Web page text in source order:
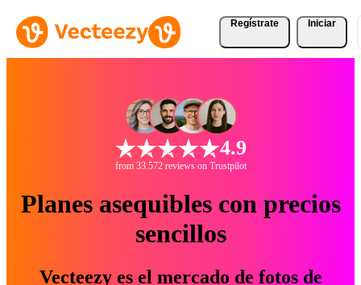
Regístrate Iniciar
4.9
from 33.572 reviews on Trustpilot
Planes asequibles con precios
sencillos
Vecteezy es el mercado de fotos de